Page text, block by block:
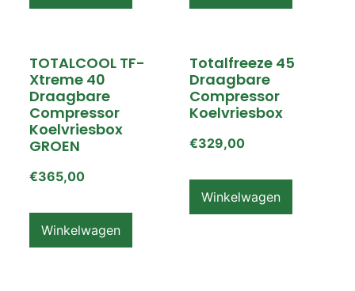
TOTALCOOL TF-
Xtreme 40
Draagbare
Compressor
Koelvriesbox
GROEN
€365,00
Winkelwagen
Totalfreeze 45
Draagbare
Compressor
Koelvriesbox
€329,00
Winkelwagen